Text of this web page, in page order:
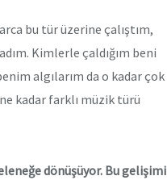
bu tür üzerine çalıştım,
Kimlerle çaldığım beni
algılarım da o kadar çok
kadar farklı müzik türü
dönüşüyor. Bu gelişimi